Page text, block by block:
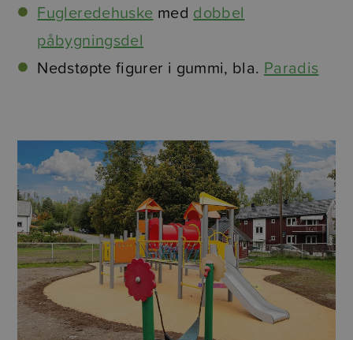
Fugleredehuske med dobbel
påbygningsdel
Nedstøpte figurer i gummi, bla. Paradis